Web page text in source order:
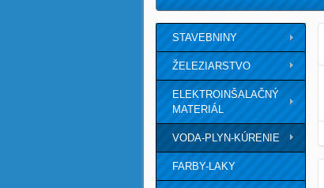
STAVEBNINY
ŽELEZIARSTVO
ELEKTROINŠALAČNÝ
MATERIÁL
VODA-PLYN-KÚRENIE
FARBY-LAKY